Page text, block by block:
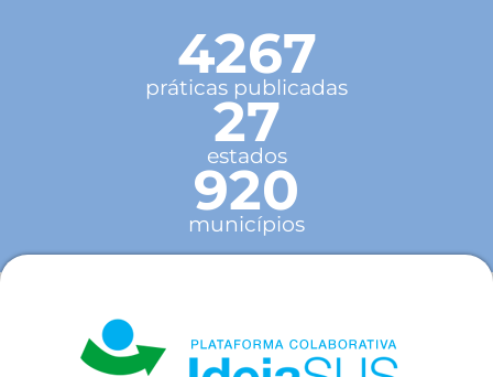
4267
práticas publicadas
27
estados
920
municípios